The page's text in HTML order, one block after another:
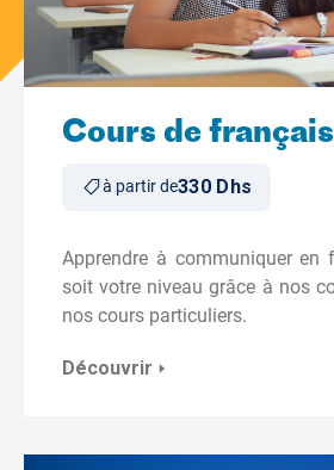
Cours de français
à partir de330 Dhs
Apprendre à communiquer en
soit votre niveau grâce à nos
nos cours particuliers.
Découvrir